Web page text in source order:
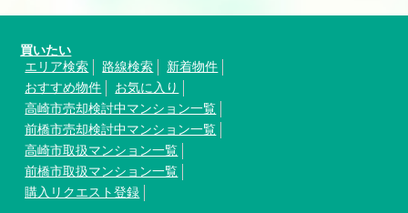
買いたい
エリア検索
路線検索
新着物件
おすすめ物件
お気に入り
高崎市売却検討中マンション一覧
前橋市売却検討中マンション一覧
高崎市取扱マンション一覧
前橋市取扱マンション一覧
購入リクエスト登録